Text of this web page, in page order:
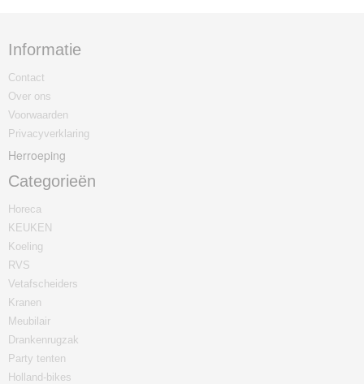
Informatie
Contact
Over ons
Voorwaarden
Privacyverklaring
Herroeping
Categorieën
Horeca
KEUKEN
Koeling
RVS
Vetafscheiders
Kranen
Meubilair
Drankenrugzak
Party tenten
Holland-bikes